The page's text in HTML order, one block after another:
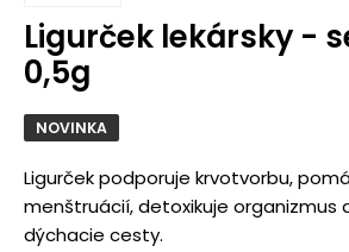
Ligurček lekársky -
0,5g
NOVINKA
Ligurček podporuje krvotvorbu,
menštruácií, detoxikuje organizmus
dýchacie cesty.